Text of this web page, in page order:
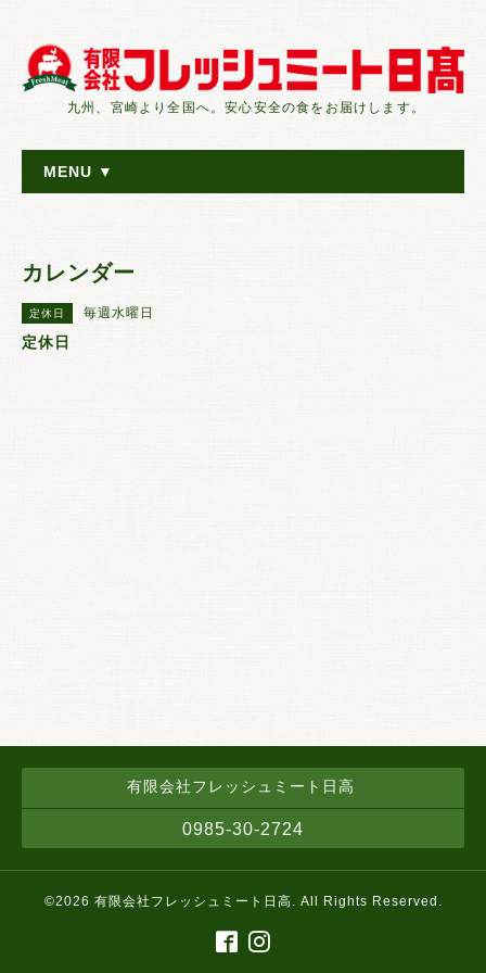
九州、宮崎より全国へ。安心安全の食をお届けします。
MENU ▼
カレンダー
定休日 毎週水曜日
定休日
有限会社フレッシュミート日高
0985-30-2724
©2026 有限会社フレッシュミート日高. All Rights Reserved.